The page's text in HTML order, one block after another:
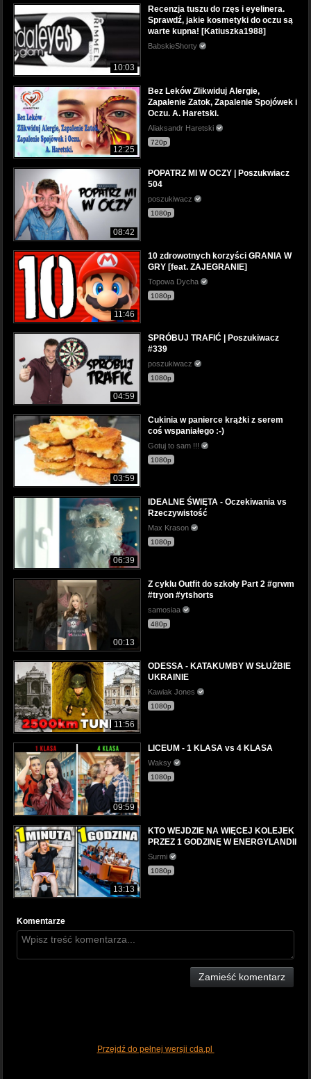
10:03
Recenzja tuszu do rzęs i eyelinera.
Sprawdź, jakie kosmetyki do oczu są
warte kupna! [Katiuszka1988]
BabskieShorty
12:25
Bez Leków Zlikwiduj Alergie,
Zapalenie Zatok, Zapalenie Spojówek i
Oczu. A. Haretski.
Aliaksandr Haretski
720p
08:42
POPATRZ MI W OCZY | Poszukwiacz
504
poszukiwacz
1080p
11:46
10 zdrowotnych korzyści GRANIA W
GRY [feat. ZAJEGRANIE]
Topowa Dycha
1080p
04:59
SPRÓBUJ TRAFIĆ | Poszukiwacz
#339
poszukiwacz
1080p
03:59
Cukinia w panierce krążki z serem
coś wspaniałego :-)
Gotuj to sam !!!
1080p
06:39
IDEALNE ŚWIĘTA - Oczekiwania vs
Rzeczywistość
Max Krason
1080p
00:13
Z cyklu Outfit do szkoły Part 2 #grwm
#tryon #ytshorts
samosiaa
480p
11:56
ODESSA - KATAKUMBY W SŁUŻBIE
UKRAINIE
Kawiak Jones
1080p
09:59
LICEUM - 1 KLASA vs 4 KLASA
Waksy
1080p
13:13
KTO WEJDZIE NA WIĘCEJ KOLEJEK
PRZEZ 1 GODZINĘ W ENERGYLANDII
Surmi
1080p
Komentarze
Zamieść komentarz
Przejdź do pełnej wersji cda.pl